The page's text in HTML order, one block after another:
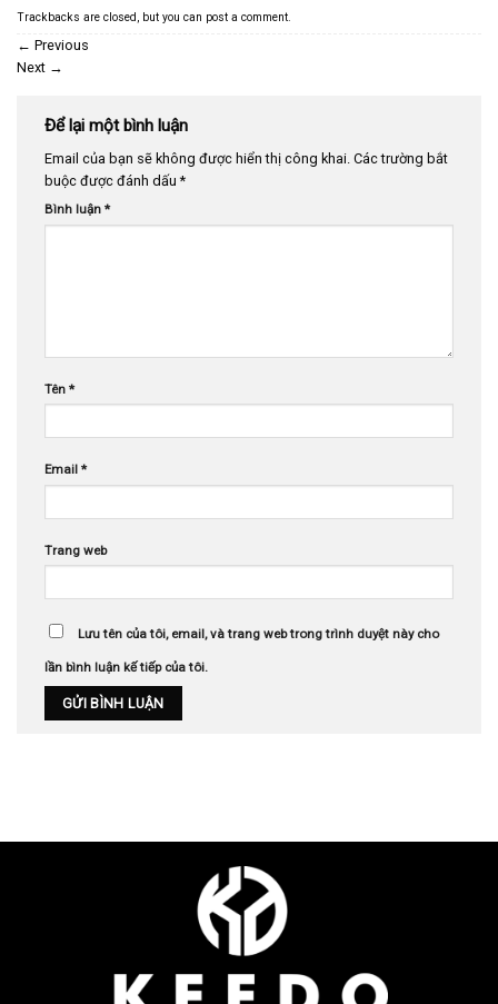
Trackbacks are closed, but you can post a comment.
← Previous
Next →
Để lại một bình luận
Email của bạn sẽ không được hiển thị công khai. Các trường bắt
buộc được đánh dấu*
Bình luận *
Tên *
Email *
Trang web
Lưu tên của tôi, email, và trang web trong trình duyệt này cho
lần bình luận kế tiếp của tôi.